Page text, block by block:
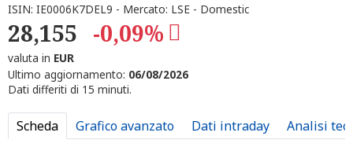
ISIN: IE0006K7DEL9 - Mercato: LSE - Domestic
28,155 -0,09%
valuta in EUR
Ultimo aggiornamento: 06/08/2026
Dati differiti di 15 minuti.
Scheda Grafico avanzato Dati intraday Analisi